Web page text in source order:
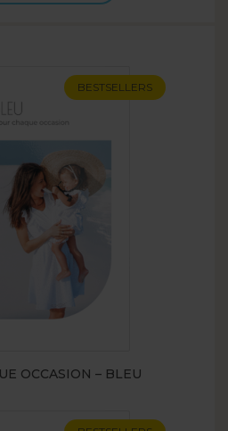
OCCASION – BLEU
BESTSELLERS